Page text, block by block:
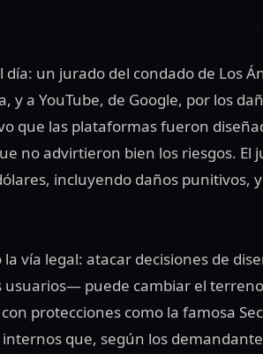
un jurado del condado de Los
a YouTube, de Google, por los
que las plataformas fueron
no advirtieron bien los riesgos. El
incluyendo daños punitivos,
vía legal: atacar decisiones de
puede cambiar el
protecciones como la famosa
que, según los